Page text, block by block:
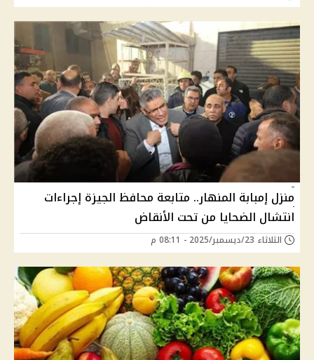
منزل إمبابة المنهار.. متابعة محافظ الجيزة إجراءات
انتشال الضحايا من تحت الأنقاض
الثلاثاء 23/ديسمبر/2025 - 08:11 م